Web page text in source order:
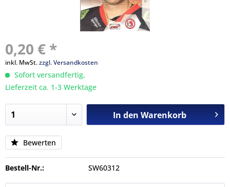
0,20 € *
inkl. MwSt.zzgl. Versandkosten
Sofort versandfertig,
Lieferzeit ca. 1-3 Werktage
In den Warenkorb
Bewerten
Bestell-Nr.: SW60312